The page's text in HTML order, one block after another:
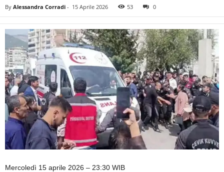
By Alessandra Corradi - 15 Aprile 2026 53 0
Mercoledì 15 aprile 2026 – 23:30 WIB